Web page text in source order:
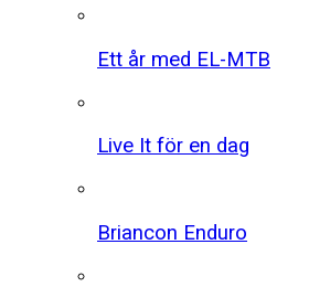
Ett år med EL-MTB
Live It för en dag
Briancon Enduro